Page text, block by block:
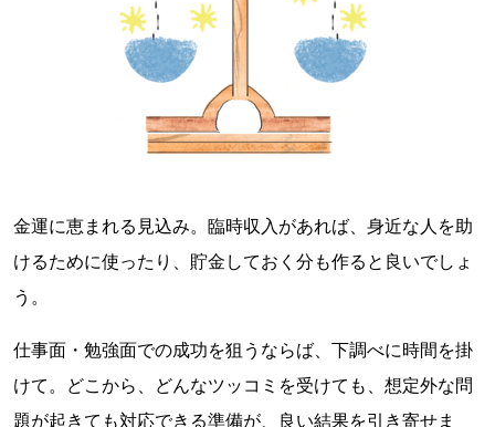
金運に恵まれる見込み。臨時収入があれば、身近な人を助
けるために使ったり、貯金しておく分も作ると良いでしょ
う。
仕事面・勉強面での成功を狙うならば、下調べに時間を掛
けて。どこから、どんなツッコミを受けても、想定外な問
題が起きても対応できる準備が、良い結果を引き寄せま